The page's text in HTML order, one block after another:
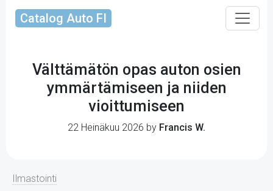
Catalog Auto FI
Välttämätön opas auton osien
ymmärtämiseen ja niiden
vioittumiseen
22 Heinäkuu 2026 by Francis W.
Ilmastointi